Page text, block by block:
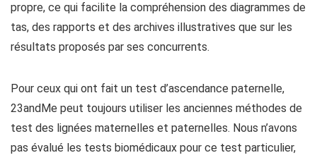
propre, ce qui facilite la compréhension des diagrammes de
tas, des rapports et des archives illustratives que sur les
résultats proposés par ses concurrents.
Pour ceux qui ont fait un test d’ascendance paternelle,
23andMe peut toujours utiliser les anciennes méthodes de
test des lignées maternelles et paternelles. Nous n’avons
pas évalué les tests biomédicaux pour ce test particulier,